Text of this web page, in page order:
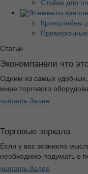
Стойки для
Элементы
Кронштейны
Статьи
Экономпанели что
Одним из самых
мире торгового
читать далее
Торговые зеркала
Если у вас возникла
необходимо подумать о
читать далее